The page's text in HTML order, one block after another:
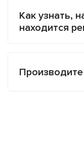
Как узнать,
находится